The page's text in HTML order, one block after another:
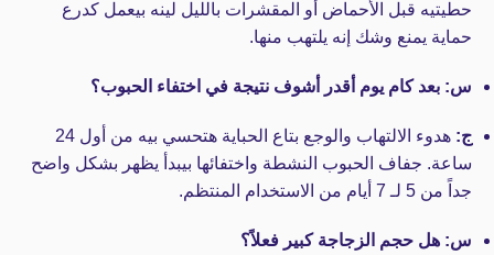
حطيتيه قبل الأحماض أو المقشرات بالليل لينه بيعمل كدرع
حماية يمنع وشك إنه يلتهب منها.
س: بعد كام يوم أقدر أشوف نتيجة في اختفاء الحبوب؟
ج:
هدوء الالتهاب والوجع بتاع الحباية هتحسي بيه من أول 24
ساعة. جفاف الحبوب النشطة واختفائها بيبدأ يظهر بشكل واضح
جداً من 5 لـ 7 أيام من الاستخدام المنتظم.
س: هل حجم الزجاجة كبير فعلاً؟